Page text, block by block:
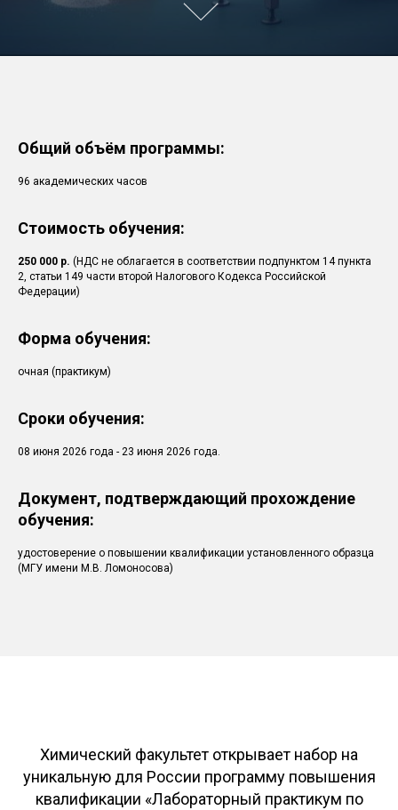
Общий объём программы:
96 академических часов
Стоимость обучения:
250 000 р. (НДС не облагается в соответствии подпунктом 14 пункта
2, статьи 149 части второй Налогового Кодекса Российской
Федерации)
Форма обучения:
очная (практикум)
Сроки обучения:
08 июня 2026 года - 23 июня 2026 года.
Документ, подтверждающий прохождение
обучения:
удостоверение о повышении квалификации установленного образца
(МГУ имени М.В. Ломоносова)
Химический факультет открывает набор на
уникальную для России программу повышения
квалификации «Лабораторный практикум по